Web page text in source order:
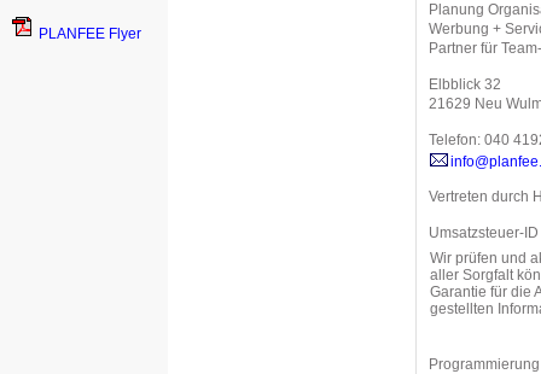
PLANFEE Flyer
Planung
Werbung +
Partner für
Elbblick 32
21629 Neu
Telefon: 040
Vertreten durch
Umsatzsteuer-
Wir prüfen und
aller Sorgfalt
Garantie für die
gestellten